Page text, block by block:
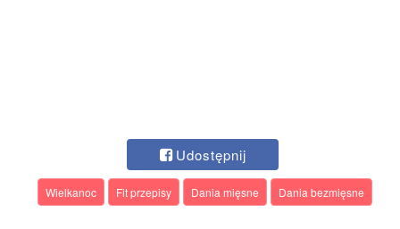
Udostępnij
Wielkanoc Fit przepisy Dania mięsne Dania bezmięsne